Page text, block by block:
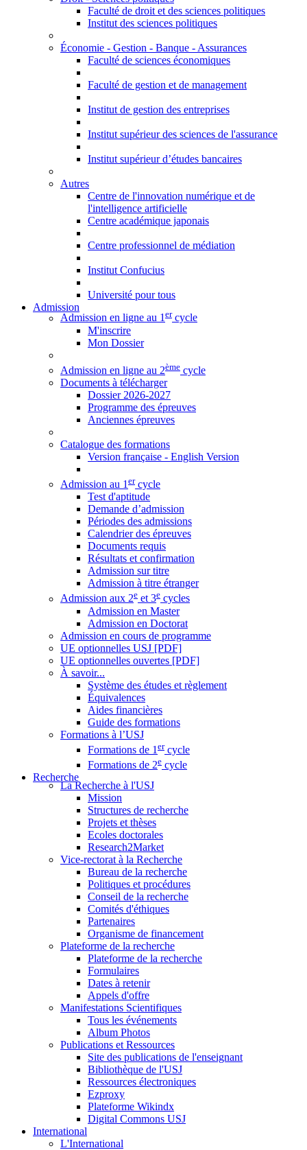
Faculté de droit et des sciences politiques
Institut des sciences politiques
Économie - Gestion - Banque - Assurances
Faculté de sciences économiques
Faculté de gestion et de management
Institut de gestion des entreprises
Institut supérieur des sciences de l'assurance
Institut supérieur d’études bancaires
Autres
Centre de l'innovation numérique et de
l'intelligence artificielle
Centre académique japonais
Centre professionnel de médiation
Institut Confucius
Université pour tous
Admission
Admission en ligne au 1ercycle
M'inscrire
Mon Dossier
Admission en ligne au 2ème cycle
Documents à télécharger
Dossier 2026-2027
Programme des épreuves
Anciennes épreuves
Catalogue des formations
Version française - English Version
Admission au 1 ercycle
Test d'aptitude
Demande d’admission
Périodes des admissions
Calendrier des épreuves
Documents requis
Résultats et confirmation
Admission sur titre
Admission à titre étranger
Admission aux 2e et 3e cycles
Admission en Master
Admission en Doctorat
Admission en cours de programme
UE optionnelles USJ [PDF]
UE optionnelles ouvertes [PDF]
À savoir...
Système des études et règlement
Équivalences
Aides financières
Guide des formations
Formations à l’USJ
Formations de 1 ercycle
Formations de 2e cycle
Recherche
La Recherche à l'USJ
Mission
Structures de recherche
Projets et thèses
Ecoles doctorales
Research2Market
Vice-rectorat à la Recherche
Bureau de la recherche
Politiques et procédures
Conseil de la recherche
Comités d'éthiques
Partenaires
Organisme de financement
Plateforme de la recherche
Plateforme de la recherche
Formulaires
Dates à retenir
Appels d'offre
Manifestations Scientifiques
Tous les événements
Album Photos
Publications et Ressources
Site des publications de l'enseignant
Bibliothèque de l'USJ
Ressources électroniques
Ezproxy
Plateforme Wikindx
Digital Commons USJ
International
L'International